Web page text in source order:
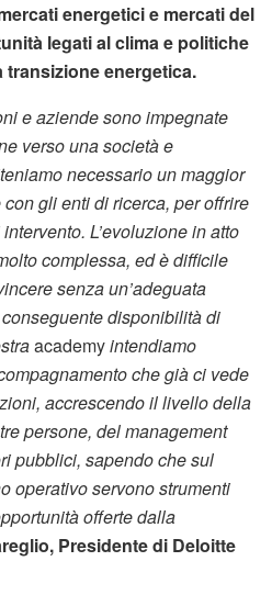
energetici e mercati del
legati al clima e politiche
energetica.
e aziende sono impegnate
verso una società e
necessario un maggior
gli enti di ricerca, per offrire
L’evoluzione in atto
complessa, ed è difficile
senza un’adeguata
disponibilità di
academyintendiamo
che già ci vede
accrescendo il livello della
persone, del management
pubblici, sapendo che sul
operativo servono strumenti
offerte dalla
Presidente di Deloitte